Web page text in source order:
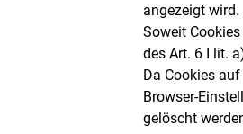
angezeigt wird.
Soweit
des Art. 6 I lit.
Da Cookies
Browser-
gelöscht